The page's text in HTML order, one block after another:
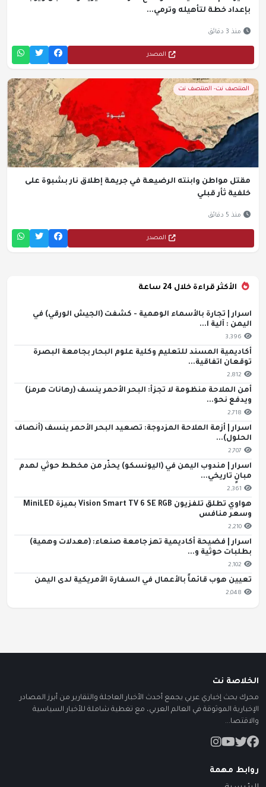
بإعداد خطة لتأهيله وترمي...
منذ 3 دقائق
المصدر
المنتصف نت- المنتصف نت
مقتل مواطن وابنته الرضيعة في جريمة إطلاق نار بشبوة على
خلفية ثأر قبلي
منذ 5 دقائق
المصدر
الأكثر قراءة خلال 24 ساعة
اسرار | تجارة بالأسماء الوهمية - كشفت (الجيش الورقي) في
اليمن : آلية ا...
3,396
أكاديمية المسند للتعليم وكلية علوم البحار بجامعة البصرة
توقعان اتفاقية...
2,812
أمن الملاحة منظومة لا تجزأ: البحر الأحمر ينسف (رهانات هرمز)
ويدفع نحو...
2,718
اسرار | أزمة الملاحة المزدوجة: تصعيد البحر الأحمر ينسف (أنصاف
الحلول)...
2,707
اسرار | مندوب اليمن في (اليونسكو) يحذّر من مخطط حوثي لهدم
مبانٍ تاريخي...
2,361
هواوي تطلق تلفزيون Vision Smart TV 6 SE RGB بميزة MiniLED
وسعر منافس
2,210
اسرار | فضيحة أكاديمية تهز جامعة صنعاء: (معدلات وهمية)
بطلبات حوثية و...
2,102
تعيين هوب قائماً بالأعمال في السفارة الأمريكية لدى اليمن
2,048
الخلاصة نت
محرك بحث إخباري عربي يجمع أحدث الأخبار العاجلة والتقارير من أبرز المصادر
الإخبارية الموثوقة في العالم العربي، مع تغطية شاملة للأخبار السياسية
والاقتصا...
روابط مهمة